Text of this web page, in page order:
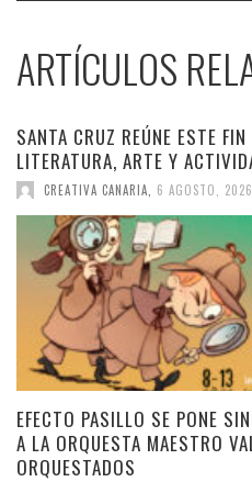
ARTÍCULOS
SANTA CRUZ REÚNE ESTE
LITERATURA, ARTE Y
CREATIVA CANARIA 6 AGOSTO, 2026
EFECTO PASILLO SE PONE
A LA ORQUESTA MAESTRO
ORQUESTADOS